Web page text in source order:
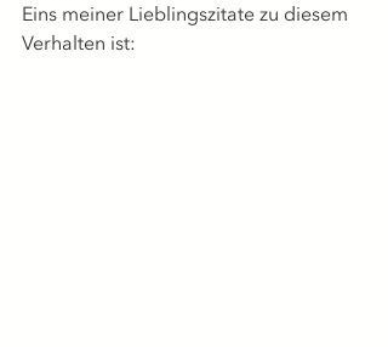
Eins meiner Lieblingszitate zu diesem
Verhalten ist: